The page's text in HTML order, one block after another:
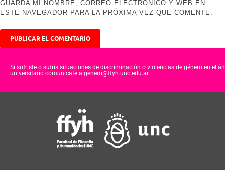
GUARDA MI NOMBRE, CORREO ELECTRÓNICO Y WEB EN
ESTE NAVEGADOR PARA LA PRÓXIMA VEZ QUE COMENTE.
Si sufriste o sufris situaciones de discriminación o violencias de género en el
universitario comunicate a genero@ffyh.unc.edu.ar